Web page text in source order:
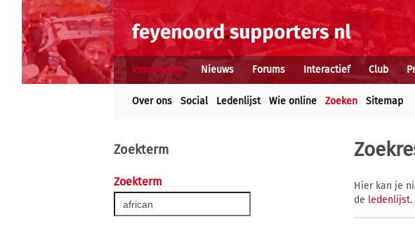
Voorpagina Nieuws Forums Interactief Club
Over ons Social Ledenlijst Wie online Zoeken Sitemap
Zoekterm
Zoekterm
Hier kan je
de ledenlijst.